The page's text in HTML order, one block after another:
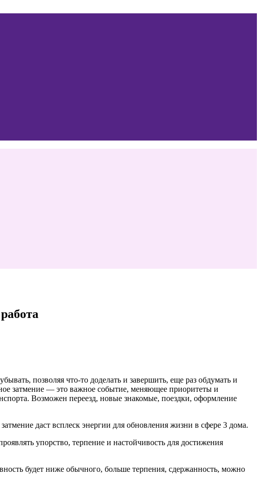
позволяя что-то доделать и завершить, еще раз обдумать и
затмение — это важное событие, меняющее приоритеты и
Возможен переезд, новые знакомые, поездки, оформление
даст всплеск энергии для обновления жизни в сфере 3 дома.
упорство, терпение и настойчивость для достижения
будет ниже обычного, больше терпения, сдержанность, можно